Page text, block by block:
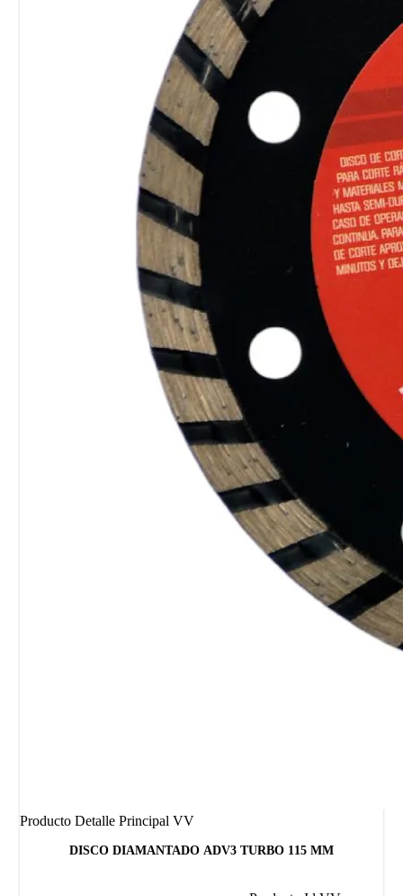
Producto Detalle Principal VV
DISCO DIAMANTADO ADV3 TURBO 115 MM